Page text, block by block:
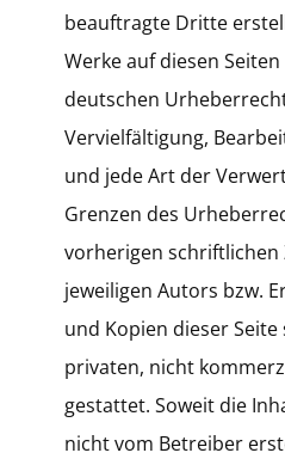
beauftragte Dritte
Werke auf diesen
deutschen
Vervielfältigung,
und jede Art der
Grenzen des
vorherigen schriftlichen
jeweiligen Autors bzw.
und Kopien dieser
privaten, nicht
gestattet. Soweit die
nicht vom Betreiber